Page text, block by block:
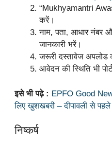
“Mukhyamantri
करें।
नाम, पता, आधार नंबर
जानकारी भरें।
जरूरी दस्तावेज
आवेदन की स्थिति भी
इसे भी पढ़े : EPFO Good
लिए खुशखबरी – दीपावली से पहले
निष्कर्ष